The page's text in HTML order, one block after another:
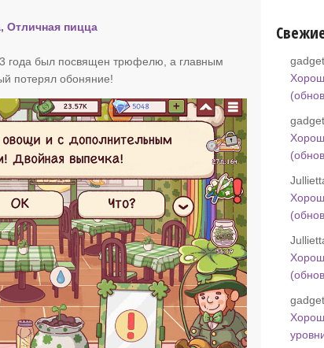
Отличная пицца
года был посвящен трюфелю, а главным
потерял обоняние!